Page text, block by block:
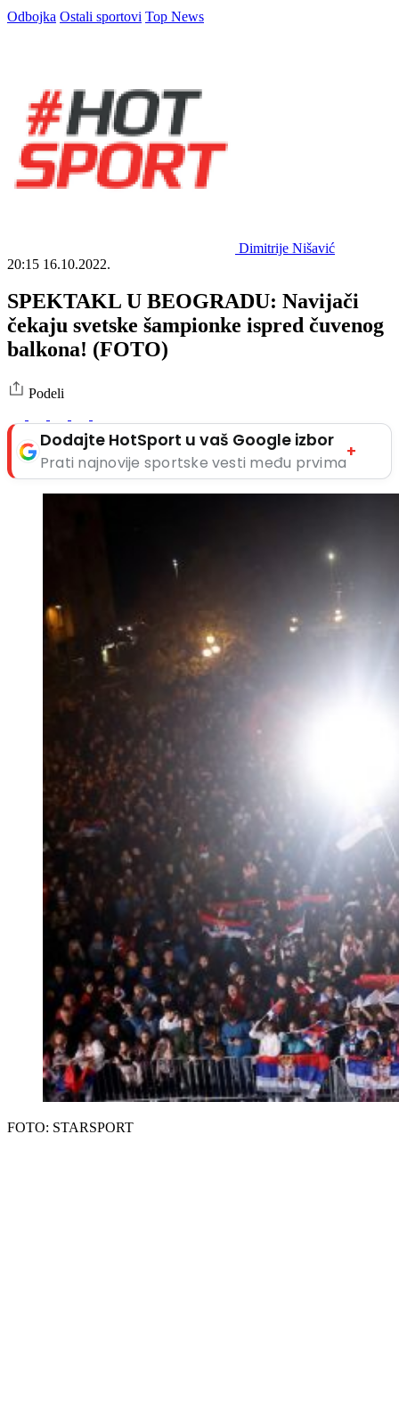
Odbojka Ostali sportovi Top News
Dimitrije Nišavić
20:15 16.10.2022.
SPEKTAKL U BEOGRADU: Navijači
čekaju svetske šampionke ispred čuvenog
balkona! (FOTO)
Podeli
Dodajte HotSport u vaš Google izbor
Prati najnovije sportske vesti među prvima
+
FOTO: STARSPORT